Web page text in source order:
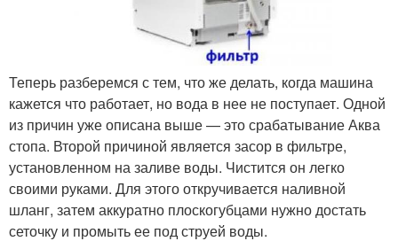
Теперь разберемся с тем, что же делать, когда машина
кажется что работает, но вода в нее не поступает. Одной
из причин уже описана выше — это срабатывание Аква
стопа. Второй причиной является засор в фильтре,
установленном на заливе воды. Чистится он легко
своими руками. Для этого откручивается наливной
шланг, затем аккуратно плоскогубцами нужно достать
сеточку и промыть ее под струей воды.